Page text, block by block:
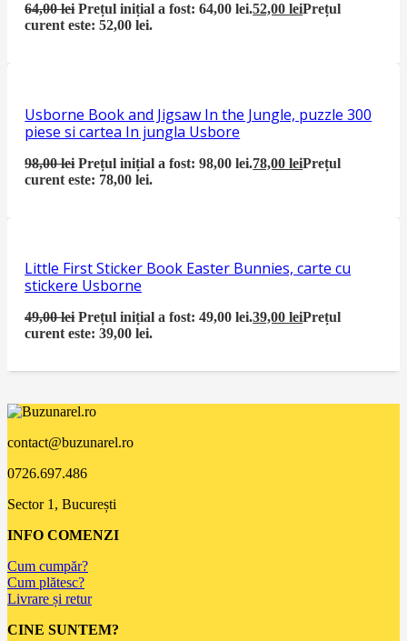
64,00lei Prețul inițial a fost: 64,00 lei.52,00leiPrețul
curent este: 52,00 lei.
Usborne Book and Jigsaw In the Jungle, puzzle 300
piese si cartea In jungla Usbore
98,00lei Prețul inițial a fost: 98,00 lei.78,00leiPrețul
curent este: 78,00 lei.
Little First Sticker Book Easter Bunnies, carte cu
stickere Usborne
49,00lei Prețul inițial a fost: 49,00 lei.39,00leiPrețul
curent este: 39,00 lei.
contact@buzunarel.ro
0726.697.486
Sector 1, București
INFO COMENZI
Cum cumpăr?
Cum plătesc?
Livrare și retur
CINE SUNTEM?